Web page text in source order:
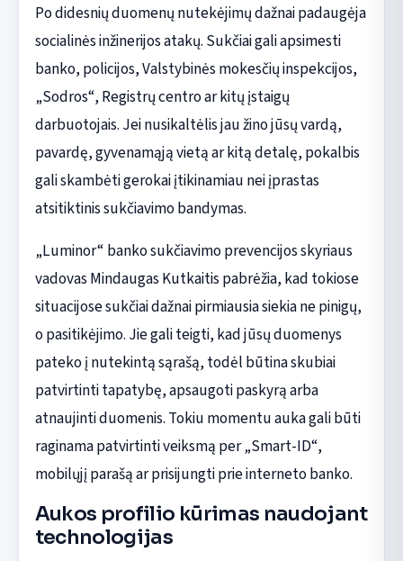
Po didesnių duomenų nutekėjimų dažnai padaugėja
socialinės inžinerijos atakų. Sukčiai gali apsimesti
banko, policijos, Valstybinės mokesčių inspekcijos,
„Sodros“, Registrų centro ar kitų įstaigų
darbuotojais. Jei nusikaltėlis jau žino jūsų vardą,
pavardę, gyvenamąją vietą ar kitą detalę, pokalbis
gali skambėti gerokai įtikinamiau nei įprastas
atsitiktinis sukčiavimo bandymas.
„Luminor“ banko sukčiavimo prevencijos skyriaus
vadovas Mindaugas Kutkaitis pabrėžia, kad tokiose
situacijose sukčiai dažnai pirmiausia siekia ne pinigų,
o pasitikėjimo. Jie gali teigti, kad jūsų duomenys
pateko į nutekintą sąrašą, todėl būtina skubiai
patvirtinti tapatybę, apsaugoti paskyrą arba
atnaujinti duomenis. Tokiu momentu auka gali būti
raginama patvirtinti veiksmą per „Smart-ID“,
mobilųjį parašą ar prisijungti prie interneto banko.
Aukos profilio kūrimas naudojant
technologijas